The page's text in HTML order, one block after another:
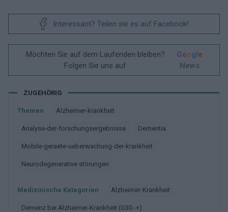
Interessant? Teilen sie es auf Facebook!
Möchten Sie auf dem Laufenden bleiben?
Folgen Sie uns auf
Google
News
ZUGEHÖRIG
Themen Alzheimer-krankheit
Analyse-der-forschungsergebnisse Dementia
Mobile-geraete-ueberwachung-der-krankheit
Neurodegenerative störungen
Medizinische Kategorien Alzheimer-Krankheit
Demenz bei Alzheimer-Krankheit (G30.-+)